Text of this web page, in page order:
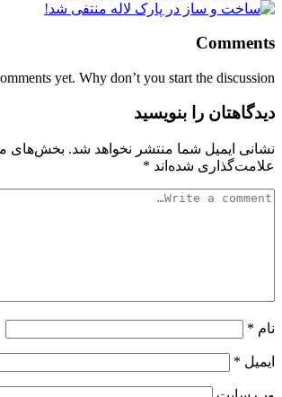
Comments
yet. Why don’t you start the discussion?
دیدگاهتان را بنویسید
نشانی ایمیل شما منتشر نخواهد شد. بخش‌های
علامت‌گذاری شده‌اند *
نام *
ایمیل *